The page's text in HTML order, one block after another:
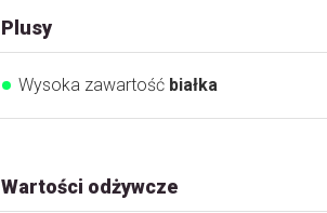
Plusy
Wysoka zawartość białka
Wartości odżywcze